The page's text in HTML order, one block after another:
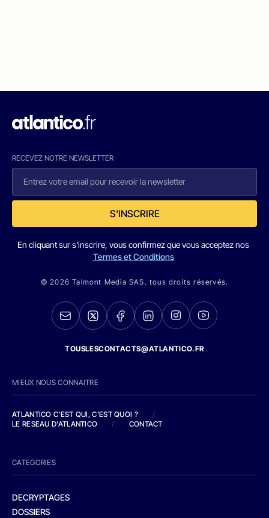
RECEVEZ NOTRE NEWSLETTER
S'INSCRIRE
En cliquant sur s'inscrire, vous confirmez que vous acceptez nos
Termes et Conditions
© 2026 Talmont Media SAS. tous droits réservés.
TOUSLESCONTACTS@ATLANTICO.FR
MIEUX NOUS CONNAITRE
ATLANTICO C'EST QUI, C'EST QUOI ?
/
LE RESEAU D'ATLANTICO
/ CONTACT
CATEGORIES
DECRYPTAGES
DOSSIERS